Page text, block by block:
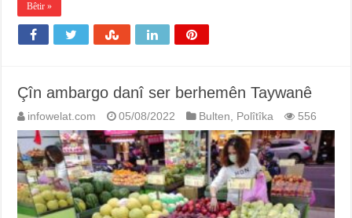
Bêtir »
Çîn ambargo danî ser berhemên Taywanê
infowelat.com 05/08/2022 Bulten, Polîtîka 556